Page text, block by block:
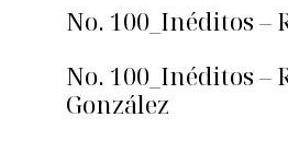
No. 100_Inéditos –
No. 100_Inéditos –
González